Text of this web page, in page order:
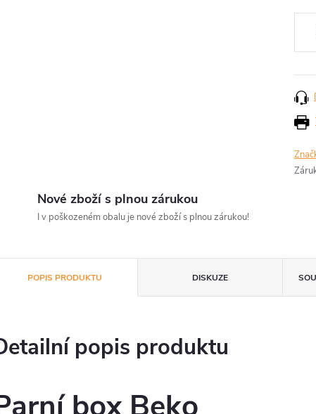
Nové zboží s plnou zárukou
I v poškozeném obalu je nové zboží s plnou zárukou!
POPIS PRODUKTU DISKUZE
popis produktu